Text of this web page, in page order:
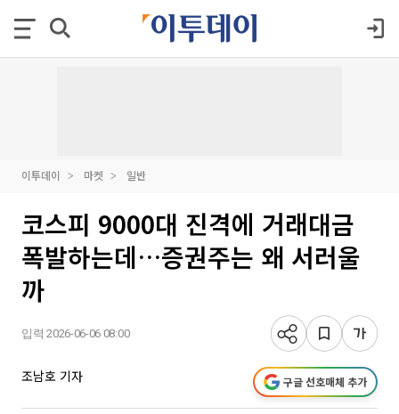
이투데이 마켓 일반
코스피 9000대 진격에 거래대금
폭발하는데…증권주는 왜 서러울
까
입력 2026-06-06 08:00
조남호 기자 구글 선호매체 추가